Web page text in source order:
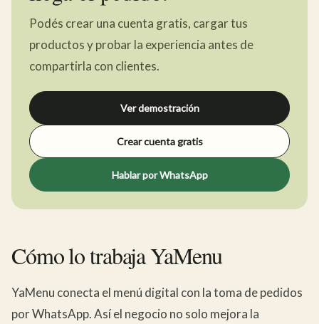
Podés crear una cuenta gratis, cargar tus
productos y probar la experiencia antes de
compartirla con clientes.
Ver demostración
Crear cuenta gratis
Hablar por WhatsApp
Cómo lo trabaja YaMenu
YaMenu conecta el menú digital con la toma de pedidos
por WhatsApp. Así el negocio no solo mejora la